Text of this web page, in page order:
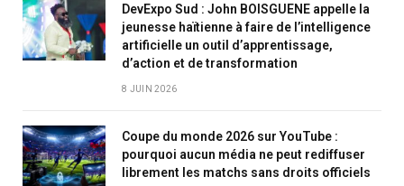
DevExpo Sud : John BOISGUENE appelle la
jeunesse haïtienne à faire de l’intelligence
artificielle un outil d’apprentissage,
d’action et de transformation
8 JUIN 2026
Coupe du monde 2026 sur YouTube :
pourquoi aucun média ne peut rediffuser
librement les matchs sans droits officiels